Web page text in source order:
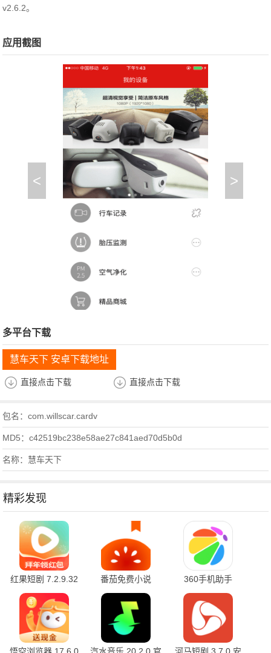
v2.6.2。
应用截图
< >
多平台下载
慧车天下 安卓下载地址
直接点击下载 直接点击下载
包名：com.willscar.cardv
MD5：c42519bc238e58ae27c841aed70d5b0d
名称：慧车天下
精彩发现
红果短剧 7.2.9.32
官方版
番茄免费小说
7.2.9.32 安卓版
360手机助手
10.2.2 官方版